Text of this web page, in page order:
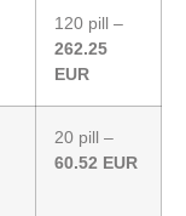
120 pill –
262.25
EUR
20 pill –
60.52 EUR